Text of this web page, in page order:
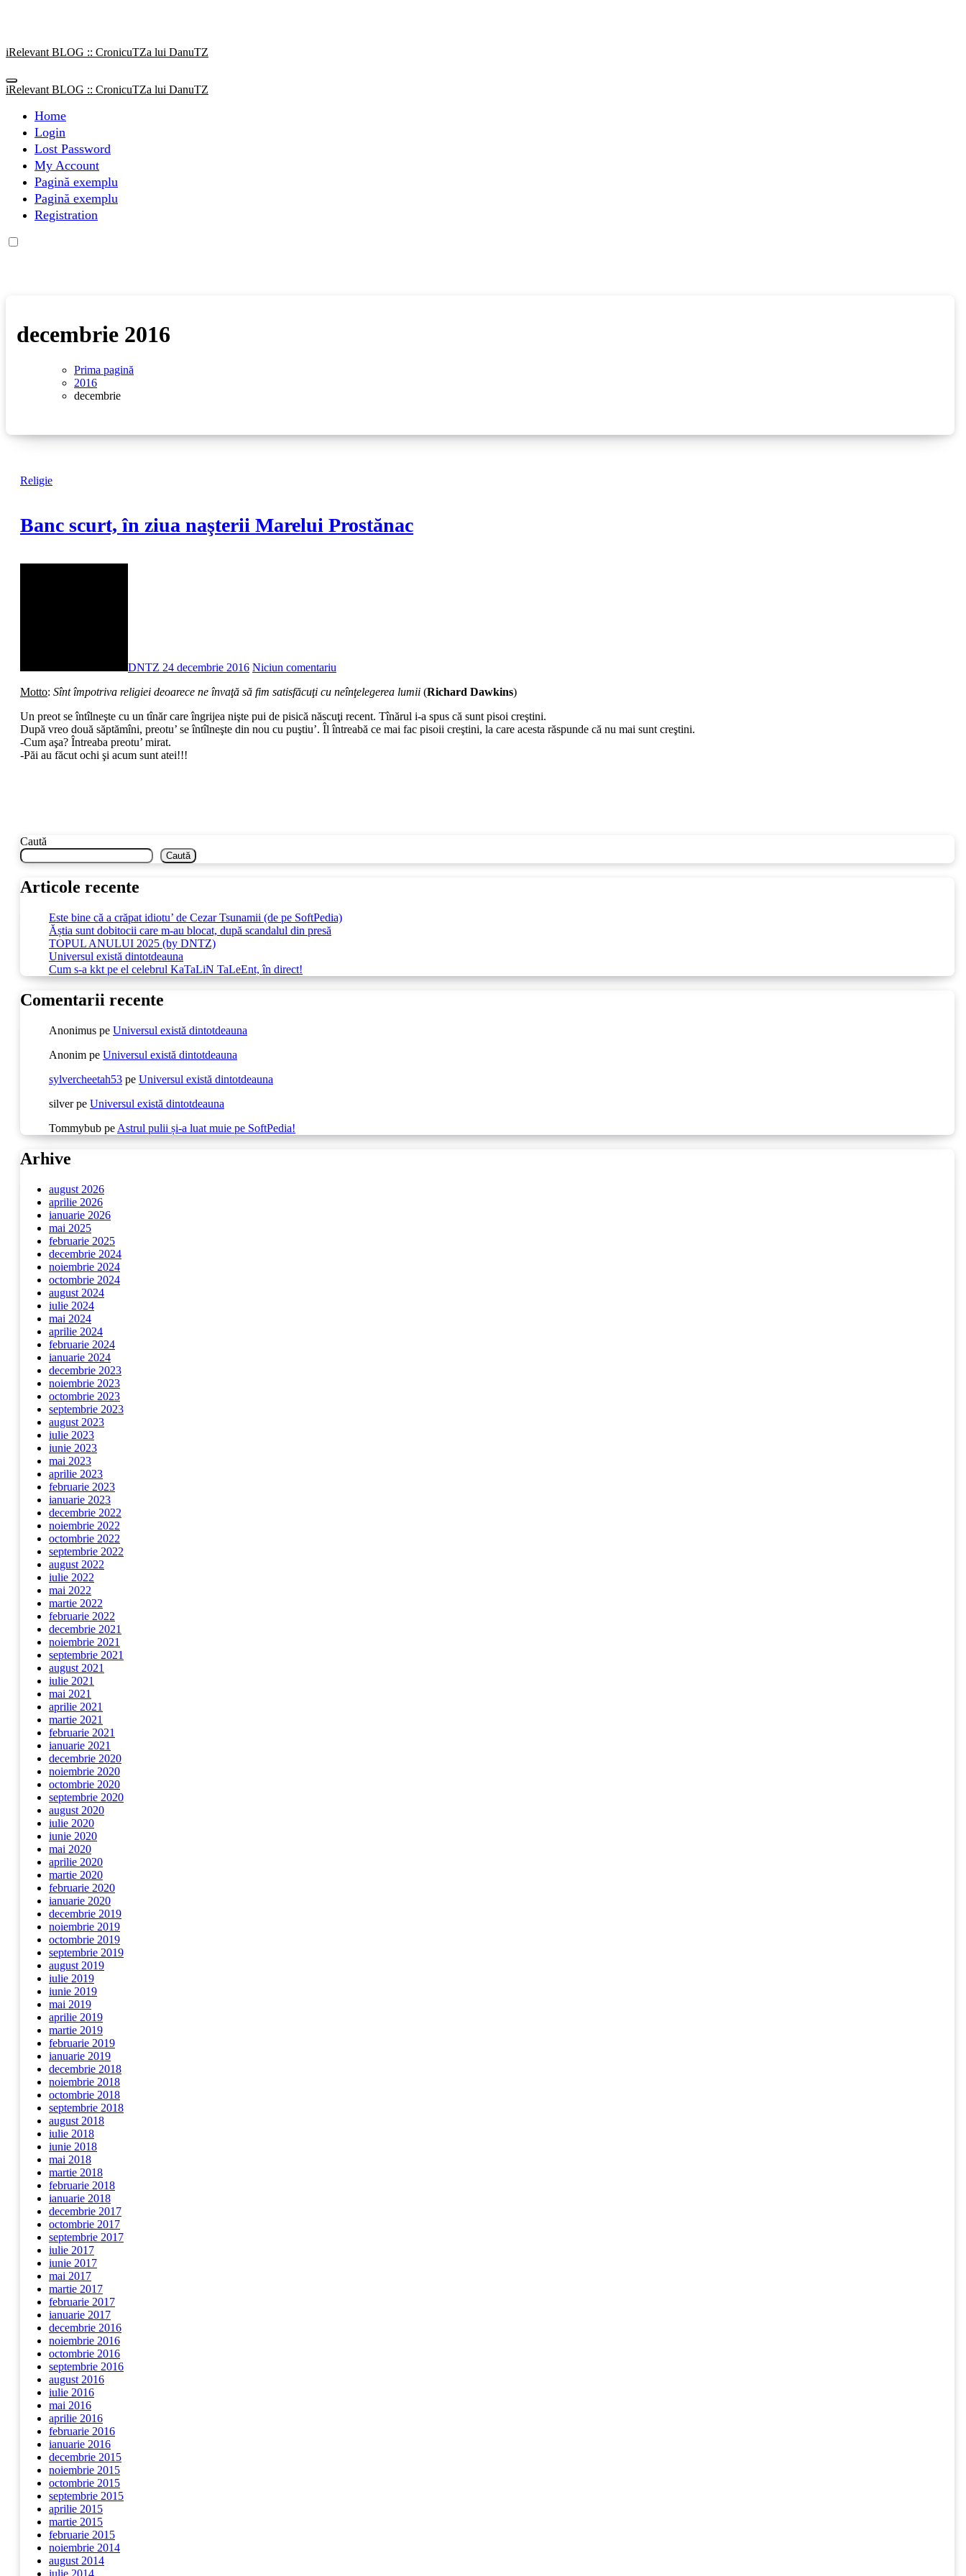
iRelevant BLOG :: CronicuTZa lui DanuTZ
iRelevant BLOG :: CronicuTZa lui DanuTZ
Home
Login
Lost Password
My Account
Pagină exemplu
Pagină exemplu
Registration
decembrie 2016
Prima pagină
2016
decembrie
Religie
Banc scurt, în ziua naşterii Marelui Prostănac
DNTZ 24 decembrie 2016 Niciun comentariu
Motto: Sînt împotriva religiei deoarece ne învaţă să fim satisfăcuţi cu neînţelegerea lumii (Richard Dawkins)
Un preot se întîlneşte cu un tînăr care îngrijea nişte pui de pisică născuţi recent. Tînărul i-a spus că sunt pisoi creştini.
După vreo două săptămîni, preotu’ se întîlneşte din nou cu puştiu’. Îl întreabă ce mai fac pisoii creştini, la care acesta răspunde că nu mai sunt creştini.
-Cum aşa? Întreaba preotu’ mirat.
-Păi au făcut ochi şi acum sunt atei!!!
Caută
Caută
Articole recente
Este bine că a crăpat idiotu’ de Cezar Tsunamii (de pe SoftPedia)
Ăștia sunt dobitocii care m-au blocat, după scandalul din presă
TOPUL ANULUI 2025 (by DNTZ)
Universul există dintotdeauna
Cum s-a kkt pe el celebrul KaTaLiN TaLeEnt, în direct!
Comentarii recente
Anonimus pe Universul există dintotdeauna
Anonim pe Universul există dintotdeauna
sylvercheetah53 pe Universul există dintotdeauna
silverpe Universul există dintotdeauna
Tommybub pe Astrul pulii și-a luat muie pe SoftPedia!
Arhive
august 2026
aprilie 2026
ianuarie 2026
mai 2025
februarie 2025
decembrie 2024
noiembrie 2024
octombrie 2024
august 2024
iulie 2024
mai 2024
aprilie 2024
februarie 2024
ianuarie 2024
decembrie 2023
noiembrie 2023
octombrie 2023
septembrie 2023
august 2023
iulie 2023
iunie 2023
mai 2023
aprilie 2023
februarie 2023
ianuarie 2023
decembrie 2022
noiembrie 2022
octombrie 2022
septembrie 2022
august 2022
iulie 2022
mai 2022
martie 2022
februarie 2022
decembrie 2021
noiembrie 2021
septembrie 2021
august 2021
iulie 2021
mai 2021
aprilie 2021
martie 2021
februarie 2021
ianuarie 2021
decembrie 2020
noiembrie 2020
octombrie 2020
septembrie 2020
august 2020
iulie 2020
iunie 2020
mai 2020
aprilie 2020
martie 2020
februarie 2020
ianuarie 2020
decembrie 2019
noiembrie 2019
octombrie 2019
septembrie 2019
august 2019
iulie 2019
iunie 2019
mai 2019
aprilie 2019
martie 2019
februarie 2019
ianuarie 2019
decembrie 2018
noiembrie 2018
octombrie 2018
septembrie 2018
august 2018
iulie 2018
iunie 2018
mai 2018
martie 2018
februarie 2018
ianuarie 2018
decembrie 2017
octombrie 2017
septembrie 2017
iulie 2017
iunie 2017
mai 2017
martie 2017
februarie 2017
ianuarie 2017
decembrie 2016
noiembrie 2016
octombrie 2016
septembrie 2016
august 2016
iulie 2016
mai 2016
aprilie 2016
februarie 2016
ianuarie 2016
decembrie 2015
noiembrie 2015
octombrie 2015
septembrie 2015
aprilie 2015
martie 2015
februarie 2015
noiembrie 2014
august 2014
iulie 2014